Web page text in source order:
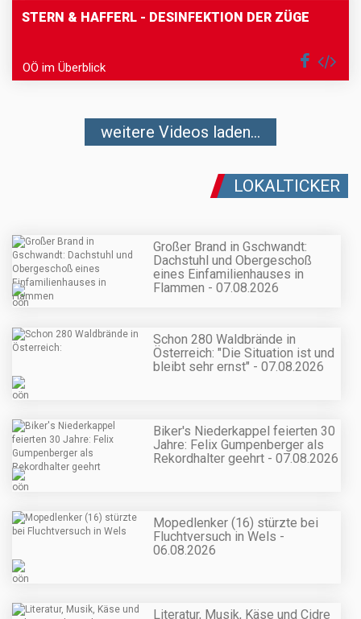
STERN & HAFFERL - DESINFEKTION DER ZÜGE
OÖ im Überblick
weitere Videos laden...
LOKALTICKER
Großer Brand in Gschwandt:
Dachstuhl und Obergeschoß
eines Einfamilienhauses in
Flammen - 07.08.2026
Schon 280 Waldbrände in
Österreich: "Die Situation ist und
bleibt sehr ernst" - 07.08.2026
Biker's Niederkappel feierten 30
Jahre: Felix Gumpenberger als
Rekordhalter geehrt - 07.08.2026
Mopedlenker (16) stürzte bei
Fluchtversuch in Wels -
06.08.2026
Literatur, Musik, Käse und Cidre